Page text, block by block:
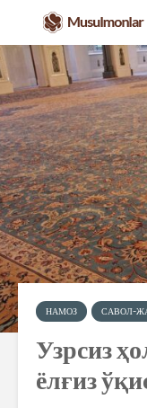
НАМОЗ САВОЛ-
Узрсиз
ёлғиз